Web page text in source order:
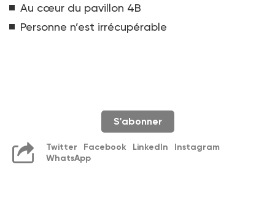
Au cœur du pavillon 4B
Personne n’est irrécupérable
S'abonner
Twitter Facebook LinkedIn
Instagram
WhatsApp